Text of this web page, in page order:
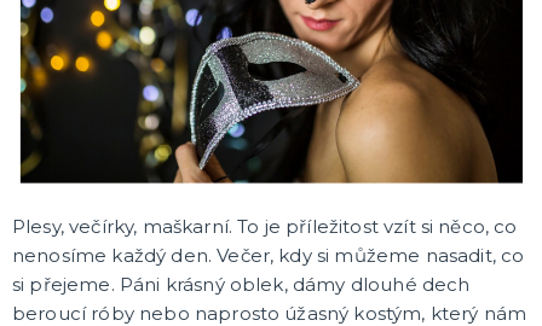
SVATEBNÍ DOPLŇKY
Svatební podvazky pro nevěstu
Svatební knihy hostů
Stojany na pero
Bublifuky na svatbu
Polštářky na prsteny
Dárkové krabičky a taštičky
Dárková pouzdra na peníze
Svatební stuhy a ozdoby
Svatební tabulky
Doplňky pro družbu a svědky
Krabičky na výslužku
Svatební ozdoby do klopy
Svatební trička
Svatební přáníčka
Svatební pozvánky
DALŠÍ KATEGORIE
SVATEBNÍ DEKORACE NA STŮL
Ubrousky na svatební stůl
Jmenovky na svatební stůl
Číslování svatebních stolů
Svíčky na svatební stůl
Konfety na svatební stůl
Krystaly a kamínky
Nádobí na svatební stůl
Plastové svatební skleničky
Brčka na svatební stůl
Kelímky na svatební stůl
Talířky na svatební stůl
Dekorace na svatební stůl
DALŠÍ KATEGORIE
Plesy, večírky, maškarní. To je příležitost vzít si něco, co
nenosíme každý den. Večer, kdy si můžeme nasadit, co
si přejeme. Páni krásný oblek, dámy dlouhé dech
beroucí róby nebo naprosto úžasný kostým, který nám